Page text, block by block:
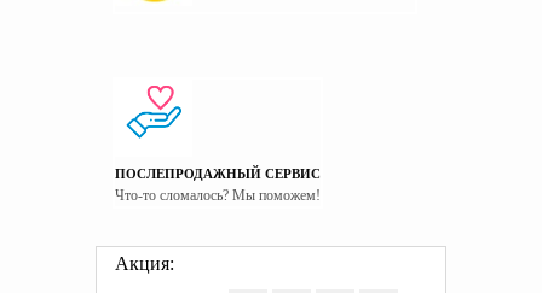
ПОСЛЕПРОДАЖНЫЙ СЕРВИС
Что-то сломалось? Мы поможем!
Акция: